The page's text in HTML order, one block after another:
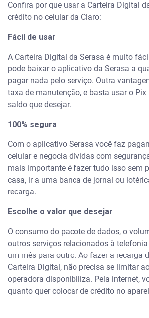
Confira por que usar a Carteira Digital
crédito no celular da Claro:
Fácil de usar
A Carteira Digital da Serasa é muito
pode baixar o aplicativo da Serasa a
pagar nada pelo serviço. Outra
taxa de manutenção, e basta usar o Pix
saldo que desejar.
100% segura
Com o aplicativo Serasa você faz
celular e negocia dívidas com
mais importante é fazer tudo isso sem
casa, ir a uma banca de jornal ou
recarga.
Escolhe o valor que desejar
O consumo do pacote de dados, o
outros serviços relacionados à
um mês para outro. Ao fazer a recarga
Carteira Digital, não precisa se limitar
operadora disponibiliza. Pela internet,
quanto quer colocar de crédito no